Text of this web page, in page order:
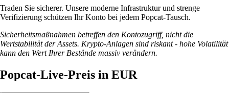
Traden Sie sicherer. Unsere moderne Infrastruktur und strenge
Verifizierung schützen Ihr Konto bei jedem Popcat-Tausch.
Sicherheitsmaßnahmen betreffen den Kontozugriff, nicht die
Wertstabilität der Assets. Krypto-Anlagen sind riskant - hohe Volatilität
kann den Wert Ihrer Bestände massiv verändern.
Popcat-Live-Preis in EUR